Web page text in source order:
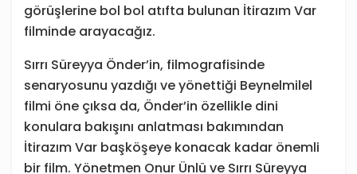
görüşlerine bol bol atıfta bulunan İtirazım Var
filminde arayacağız.
Sırrı Süreyya Önder’in, filmografisinde
senaryosunu yazdığı ve yönettiği Beynelmilel
filmi öne çıksa da, Önder’in özellikle dini
konulara bakışını anlatması bakımından
İtirazım Var başköşeye konacak kadar önemli
bir film. Yönetmen Onur Ünlü ve Sırrı Süreyya